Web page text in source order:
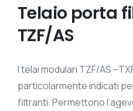
Telaio porta
TZF/AS
I telai modulari TZF/AS
particolarmente indicati
filtranti. Permettono